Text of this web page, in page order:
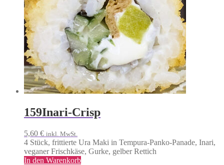
159Inari-Crisp
5,60 € inkl. MwSt.
4 Stück, frittierte Ura Maki in Tempura-Panko-Panade, Inari,
veganer Frischkäse, Gurke, gelber Rettich
In den Warenkorb